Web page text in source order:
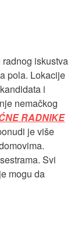
iskustva
pola. Lokacije
i
nemačkog
RADNIKE
je više
Svi
mogu da